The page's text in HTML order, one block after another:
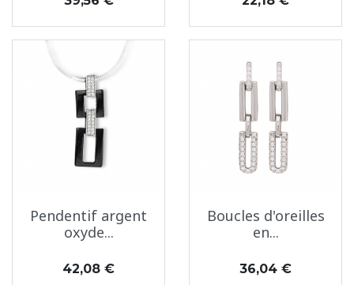
Pendentif argent
oxyde...
Prix
42,08 €
Boucles d'oreilles
en...
Prix
36,04 €